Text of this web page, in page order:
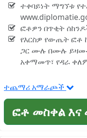
ተቀባይነት ማግኘቱ
ፎቶዎን በጥቂት
የእርስዎ የውጤት ፎቶ
ጋር ሙሉ በሙሉ
አቀማመጥ፣ የዳራ
ተጨማሪ አማራጮች
ፎቶ መስቀል